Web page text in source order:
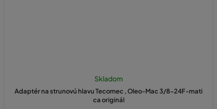
Adaptér na strunovú hlavu Tecomec , Oleo-Mac 3/8-24F-mati
ca originál
Skladom